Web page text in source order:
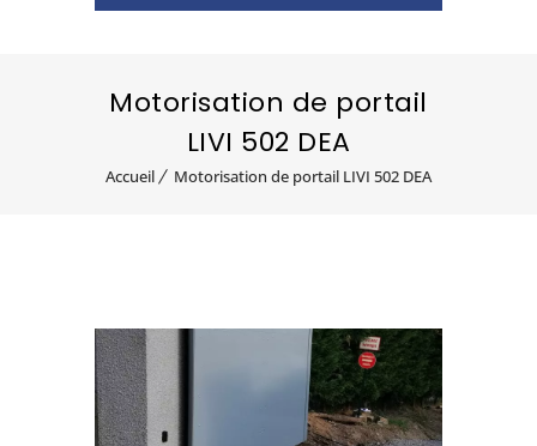
Motorisation de portail
LIVI 502 DEA
Accueil Motorisation de portail LIVI 502 DEA